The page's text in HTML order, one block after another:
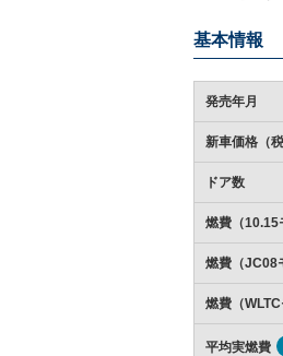
基本情報
発売年月
新車価格（税
ドア数
燃費（10.15
燃費（JC08
燃費（WLTC
平均実燃費